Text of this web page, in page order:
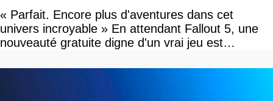
« Parfait. Encore plus d'aventures dans cet
univers incroyable » En attendant Fallout 5, une
nouveauté gratuite digne d'un vrai jeu est